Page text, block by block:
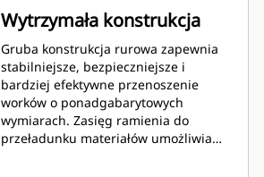
Wytrzymała konstrukcja
Gruba konstrukcja rurowa zapewnia
stabilniejsze, bezpieczniejsze i
bardziej efektywne przenoszenie
worków o ponadgabarytowych
wymiarach. Zasięg ramienia do
przeładunku materiałów umożliwia